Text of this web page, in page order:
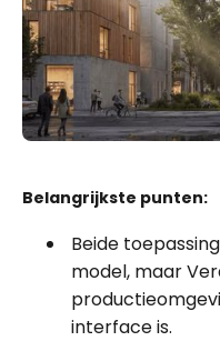
Belangrijkste punten:
Beide
model, maar
interface is.